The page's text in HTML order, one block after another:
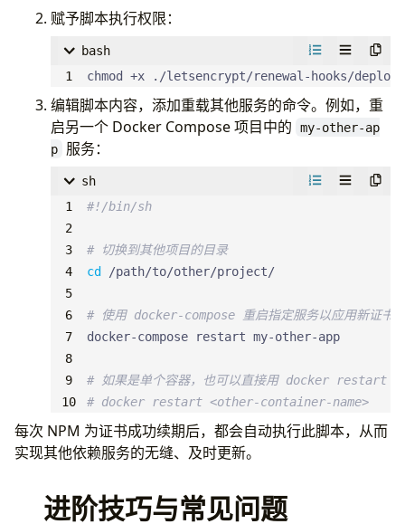
赋予脚本执行权限：
bash
chmod +x ./letsencrypt/renewal-hooks/
编辑脚本内容，添加重载其他服务的命令。例如，重
启另一个 Docker Compose 项目中的
my-other-ap
p
服务：
sh
# 切换到其他项目的目录
cd
# 使用 docker-compose 重启指定服务以应用新证书
# 如果是单个容器，也可以直接用 docker restart
# docker restart <other-container-name>
每次 NPM 为证书成功续期后，都会自动执行此脚本，从而
实现其他依赖服务的无缝、及时更新。
进阶技巧与常见问题